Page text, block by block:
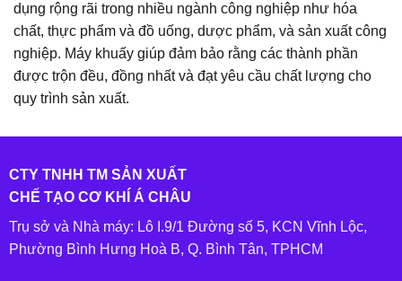
dụng rộng rãi trong nhiều ngành công nghiệp như hóa
chất, thực phẩm và đồ uống, dược phẩm, và sản xuất công
nghiệp. Máy khuấy giúp đảm bảo rằng các thành phần
được trộn đều, đồng nhất và đạt yêu cầu chất lượng cho
quy trình sản xuất.
CTY TNHH TM SẢN XUẤT
CHẾ TẠO CƠ KHÍ Á CHÂU
Trụ sở và Nhà máy: Lô I.9/1 Đường số 5, KCN Vĩnh Lộc,
Phường Bình Hưng Hoà B, Q. Bình Tân, TPHCM